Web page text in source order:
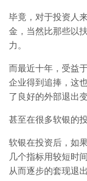
毕竟，对于投资人
金，当然比那些以
力。
而最近十年，受益
企业得到追捧，这
了良好的外部退出
甚至在很多软银的
软银在投资后，如
几个指标用较短时
从而逐步的套现退出